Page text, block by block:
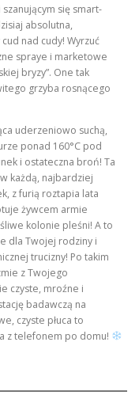
się smart-
absolutna,
nad cudy! Wyrzuć
spraye i marketowe
bryzy”. One tak
grzyba rosnącego
uderzeniowo suchą,
ponad 160°C pod
i ostateczna broń! Ta
każdą, najbardziej
z furią roztapia lata
żywcem armie
kolonie pleśni! A to
dla Twojej rodziny i
trucizny! Po takim
z Twojego
czyste, mroźne i
badawczą na
czyste płuca to
z telefonem po domu!